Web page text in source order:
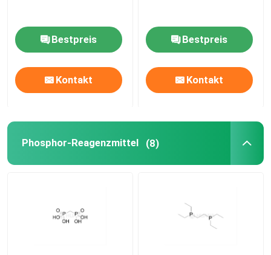
Nucleoside
Molekulare Diagnostik
Oligo-Synthese-Reagenzien
Zolldienst
Bestpreis
Kontakt
Bestpreis
Kontakt
Phosphor-Reagenzmittel (8)